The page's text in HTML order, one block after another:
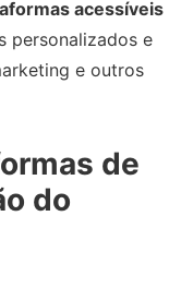
acessíveis
personalizados e
e outros
de
do